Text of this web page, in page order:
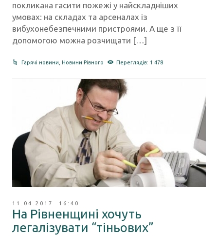
покликана гасити пожежі у найскладніших
умовах: на складах та арсеналах із
вибухонебезпечними пристроями. А ще з її
допомогою можна розчищати […]
Гарячі новини ,Новини Рівного Переглядів: 1 478
11.04.2017 16:40
На Рівненщині хочуть
легалізувати “тіньових”